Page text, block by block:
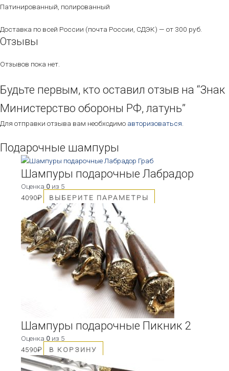
Патинированный, полированный
Доставка по всей России (почта России, СДЭК) — от 300 руб.
Отзывы
Отзывов пока нет.
Будьте первым, кто оставил отзыв на “Знак
Министерство обороны РФ, латунь”
Для отправки отзыва вам необходимо авторизоваться
Подарочные шампуры
Шампуры подарочные Лабрадор
Оценка 0 из 5
4090₽ ВЫБЕРИТЕ ПАРАМЕТРЫ
товар
имеет
вариаций.
странице
товара.
Шампуры подарочные Пикник 2
Оценка 0 из 5
4590₽ В КОРЗИНУ